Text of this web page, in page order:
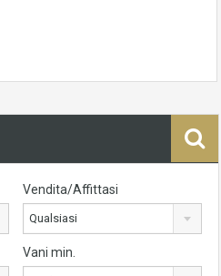
Vendita/Affittasi
Qualsiasi
Vani min.